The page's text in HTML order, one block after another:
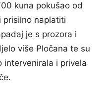
kuna pokušao od
prisilno naplatiti
je s prozora i
više Pločana te su
intervenirala i privela